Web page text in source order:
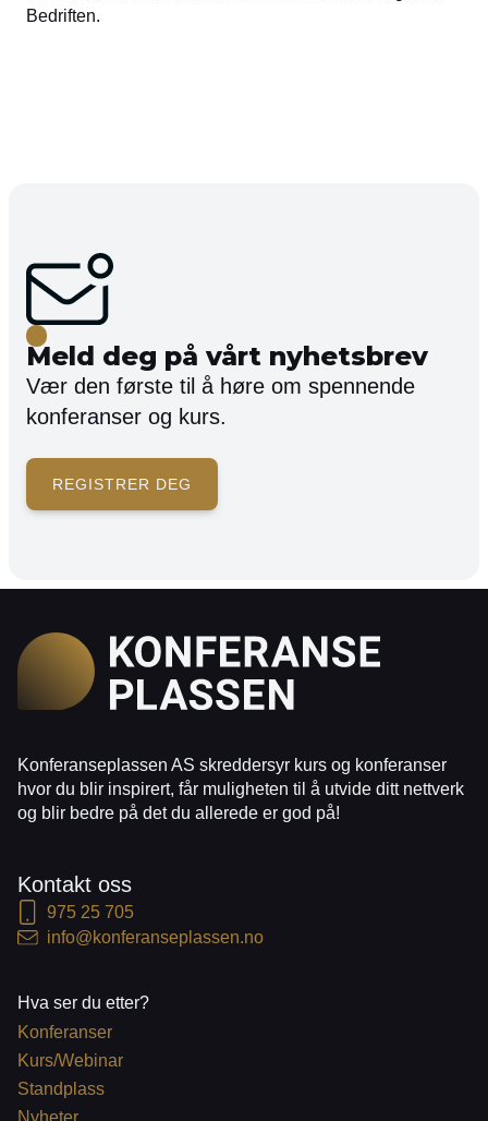
Bedriften.
Meld deg på vårt nyhetsbrev
Vær den første til å høre om spennende
konferanser og kurs.
REGISTRER DEG
Konferanseplassen AS skreddersyr kurs og konferanser
hvor du blir inspirert, får muligheten til å utvide ditt nettverk
og blir bedre på det du allerede er god på!
Kontakt oss
975 25 705
info@konferanseplassen.no
Hva ser du etter?
Konferanser
Kurs/Webinar
Standplass